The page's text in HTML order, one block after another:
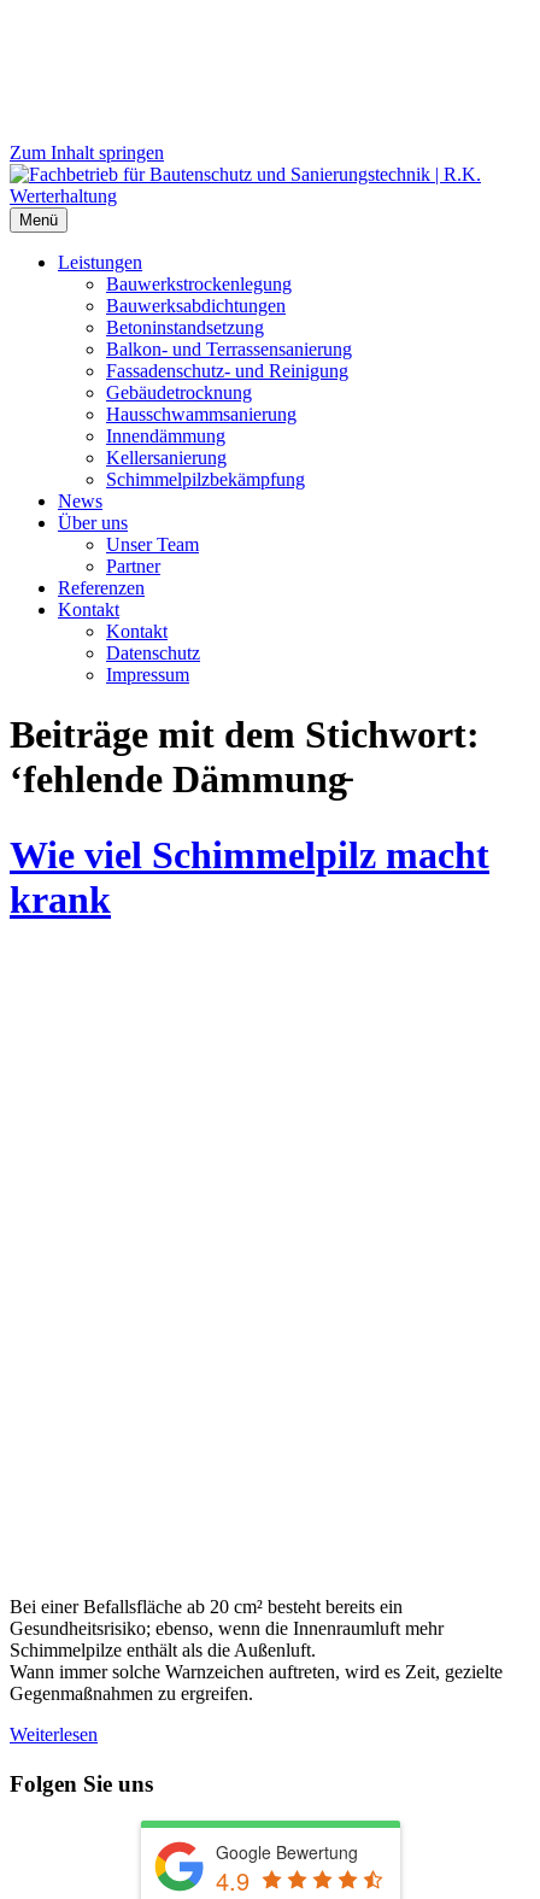
Zum Inhalt springen
Menü
Leistungen
Bauwerks­trockenlegung
Bauwerks­abdichtungen
Beton­instand­setzung
Balkon- und Terras­sen­sanierung
Fassaden­schutz- und Reinigung
Gebäude­trocknung
Haus­schwamm­sanierung
Innen­dämmung
Keller­sanierung
Schimmel­pilz­bekämpfung
News
Über uns
Unser Team
Partner
Referenzen
Kontakt
Kontakt
Datenschutz
Impressum
Beiträge mit dem Stichwort:
‘fehlende Dämmung̵
Wie viel Schimmelpilz macht
krank
Bei einer Befallsfläche ab 20 cm² besteht bereits ein
Gesundheitsrisiko; ebenso, wenn die Innenraumluft mehr
Schimmelpilze enthält als die Außenluft.
Wann immer solche Warnzeichen auftreten, wird es Zeit, gezielte
Gegenmaßnahmen zu ergreifen.
Weiterlesen
Folgen Sie uns
Google Bewertung
4.9